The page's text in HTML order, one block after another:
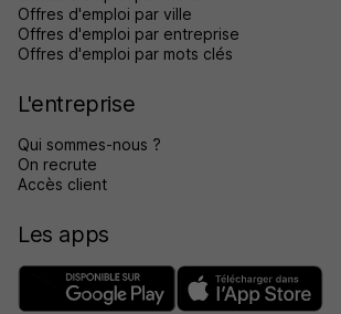
Offres d'emploi par ville
Offres d'emploi par entreprise
Offres d'emploi par mots clés
L'entreprise
Qui sommes-nous ?
On recrute
Accès client
Les apps